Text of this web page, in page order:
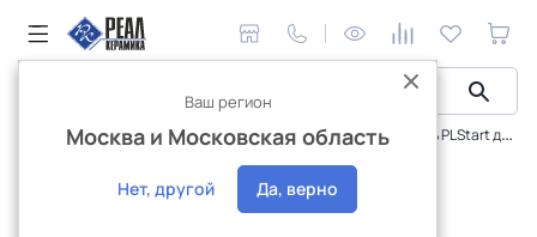
Сантехника и аксессуары Смесители Смеситель PLStart для умывальника PL1004-7
Интернет-магазин
Ваш регион
Москва и Московская область
Нет, другой Да, верно